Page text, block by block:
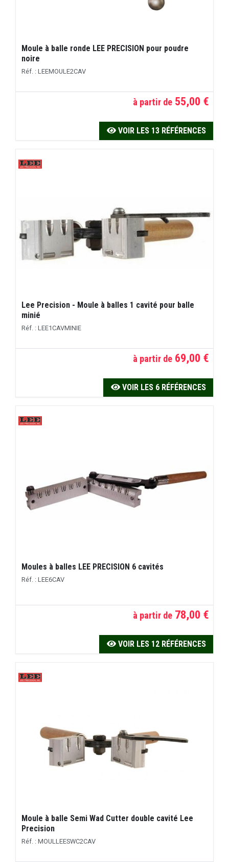
Moule à balle ronde LEE PRECISION pour poudre
noire
Réf. : LEEMOULE2CAV
à partir de 55,00 €
VOIR LES 13 RÉFÉRENCES
Lee Precision - Moule à balles 1 cavité pour balle
minié
Réf. : LEE1CAVMINIE
à partir de 69,00 €
VOIR LES 6 RÉFÉRENCES
Moules à balles LEE PRECISION 6 cavités
Réf. : LEE6CAV
à partir de 78,00 €
VOIR LES 12 RÉFÉRENCES
Moule à balle Semi Wad Cutter double cavité Lee
Precision
Réf. : MOULLEESWC2CAV